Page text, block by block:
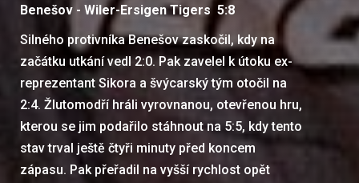
Benešov - Wiler-Ersigen Tigers 5:8
Silného protivníka Benešov zaskočil, kdy na
začátku utkání vedl 2:0. Pak zavelel k útoku ex-
reprezentant Sikora a švýcarský tým otočil na
2:4. Žlutomodří hráli vyrovnanou, otevřenou hru,
kterou se jim podařilo stáhnout na 5:5, kdy tento
stav trval ještě čtyři minuty před koncem
zápasu. Pak přeřadil na vyšší rychlost opět